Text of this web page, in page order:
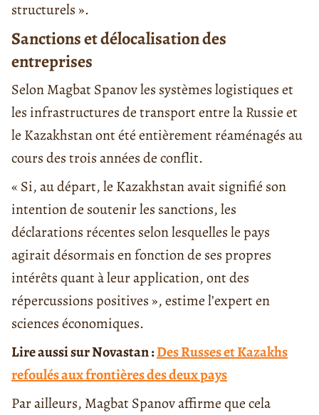
structurels ».
Sanctions et délocalisation des
entreprises
Selon Magbat Spanov les systèmes logistiques et
les infrastructures de transport entre la Russie et
le Kazakhstan ont été entièrement réaménagés au
cours des trois années de conflit.
« Si, au départ, le Kazakhstan avait signifié son
intention de soutenir les sanctions, les
déclarations récentes selon lesquelles le pays
agirait désormais en fonction de ses propres
intérêts quant à leur application, ont des
répercussions positives », estime l’expert en
sciences économiques.
Lire aussi sur Novastan :Des Russes et Kazakhs
refoulés aux frontières des deux pays
Par ailleurs, Magbat Spanov affirme que cela